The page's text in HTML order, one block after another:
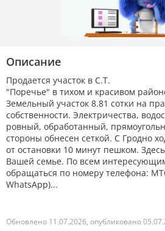
Описание
Продается участок в С.Т.
"Поречье" в тихом и красивом
Земельный участок 8.81 сотки на
собственности. Электричества,
ровный, обработанный,
стороны обнесен сеткой. С Гродно
от остановки 10 минут пешком.
Вашей семье. По всем
обращаться по номеру телефона:
WhatsApp)...
Обновлено 11.07.2026, опубликовано